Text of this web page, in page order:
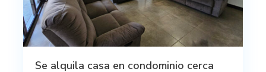
Se alquila casa en condominio cerca